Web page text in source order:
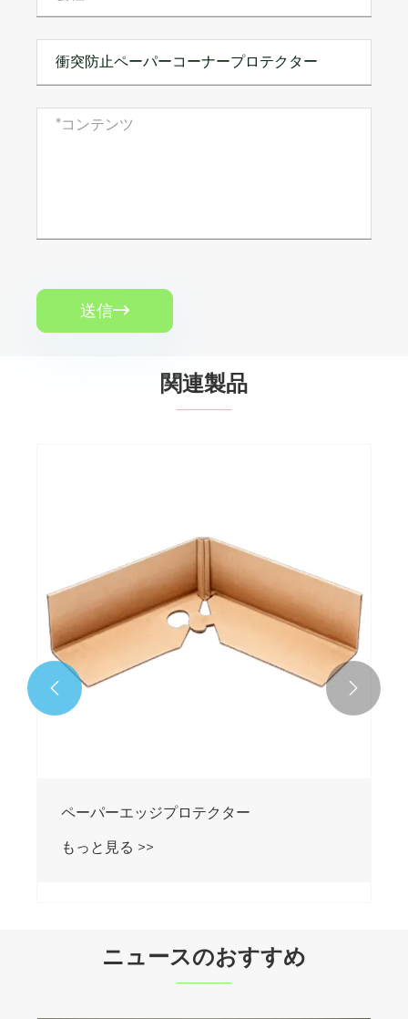
送信
関連製品
ペーパーエッジプロテクター
もっと見る >>
 
ニュースのおすすめ